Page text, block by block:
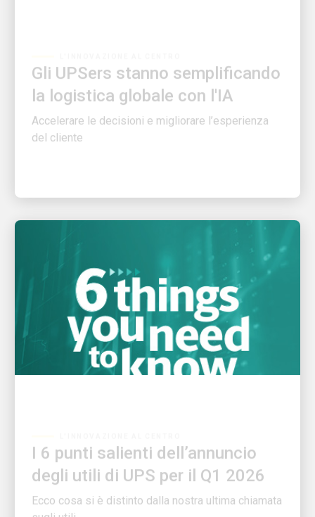
la logistica globale con l'IA
Accelerare le decisioni e migliorare l’esperienza
del cliente
degli utili di UPS per il Q1 2026
Ecco cosa si è distinto dalla nostra ultima chiamata
sugli utili